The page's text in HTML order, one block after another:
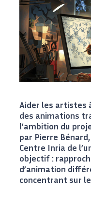
Aider les artistes
des animations
l’ambition du
par Pierre
Centre Inria de
objectif :
d’animation
concentrant sur